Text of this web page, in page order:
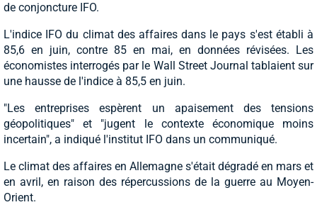
de conjoncture IFO.
L'indice IFO du climat des affaires dans le pays s'est établi à
85,6 en juin, contre 85 en mai, en données révisées. Les
économistes interrogés par le Wall Street Journal tablaient sur
une hausse de l'indice à 85,5 en juin.
"Les entreprises espèrent un apaisement des tensions
géopolitiques" et "jugent le contexte économique moins
incertain", a indiqué l'institut IFO dans un communiqué.
Le climat des affaires en Allemagne s'était dégradé en mars et
en avril, en raison des répercussions de la guerre au Moyen-
Orient.